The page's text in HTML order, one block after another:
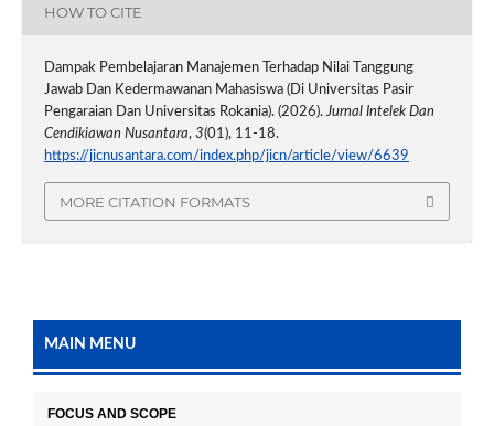
HOW TO CITE
Dampak Pembelajaran Manajemen Terhadap Nilai Tanggung
Jawab Dan Kedermawanan Mahasiswa (Di Universitas Pasir
Pengaraian Dan Universitas Rokania). (2026).Jurnal Intelek Dan
Cendikiawan Nusantara, 3(01), 11-18.
https://jicnusantara.com/index.php/jicn/article/view/6639
MORE CITATION FORMATS
MAIN MENU
FOCUS AND SCOPE